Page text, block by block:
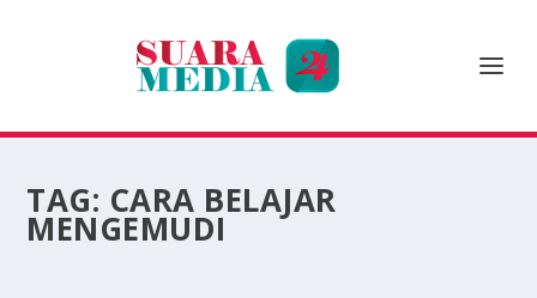
TAG: CARA BELAJAR
MENGEMUDI